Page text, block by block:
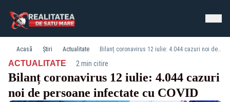
Acasă Știri Actualitate Bilanț coronavirus 12 iulie: 4.044 cazuri noi de persoane infectate cu COVID
ACTUALITATE· 2 min citire
Bilanț coronavirus 12 iulie: 4.044 cazuri
noi de persoane infectate cu COVID